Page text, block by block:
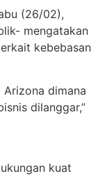
(26/02),
mengatakan
kebebasan
dimana
dilanggar,”
kuat